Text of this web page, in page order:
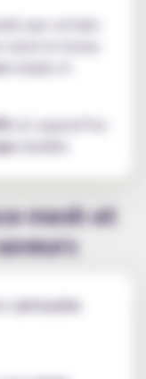
que certains
simple et
est aujourd’hui
mesh et
cartouche